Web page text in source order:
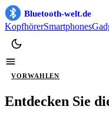
Bluetooth-welt.de
KopfhörerSmartphones
VORWAHLEN
Entdecken Sie